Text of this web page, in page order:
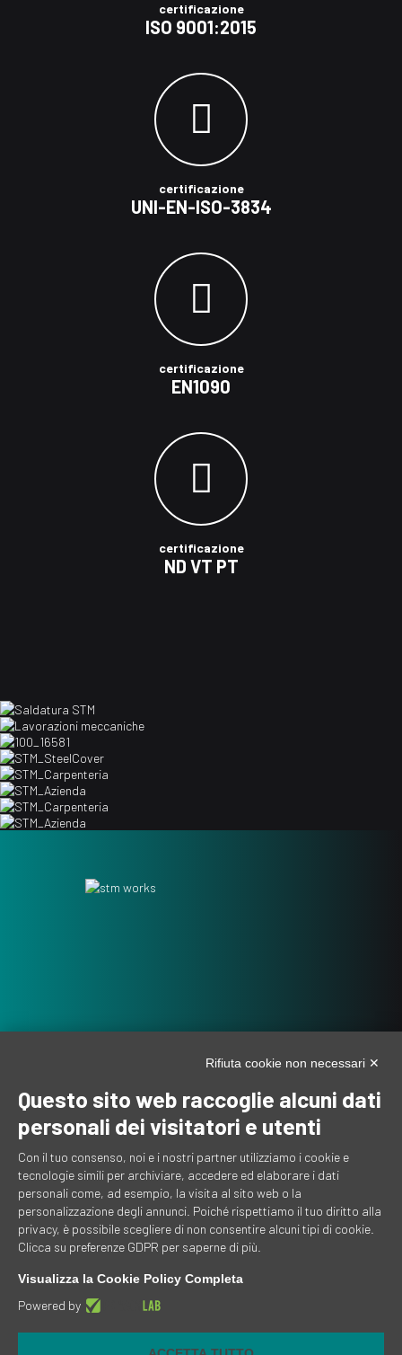
certificazione
ISO 9001:2015
certificazione
UNI-EN-ISO-3834
certificazione
EN1090
certificazione
ND VT PT
Via Tavani, 2/a, 23014 Delebio SO
Rifiuta cookie non necessari ✕
Questo sito web raccoglie alcuni dati
personali dei visitatori e utenti
Con il tuo consenso, noi e i nostri partner utilizziamo i cookie e
tecnologie simili per archiviare, accedere ed elaborare i dati
personali come, ad esempio, la visita al sito web o la
personalizzazione degli annunci. Poiché rispettiamo il tuo diritto alla
privacy, è possibile scegliere di non consentire alcuni tipi di cookie.
Clicca su preferenze GDPR per saperne di più.
Visualizza la Cookie Policy Completa
Powered by